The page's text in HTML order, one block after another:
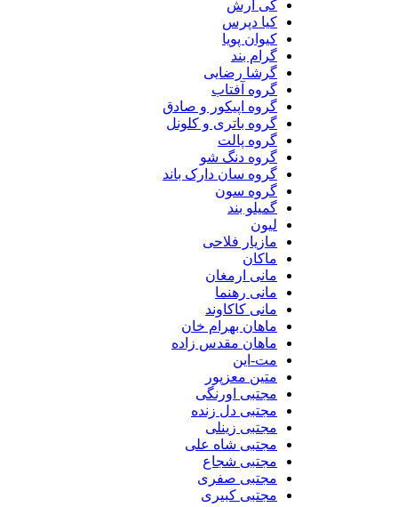
کی آرش
کیا دپرس
کیوان پویا
گرام بند
گرشا رضایی
گروه آفتاب
گروه اپیکور و صادق
گروه باتری و کلونل
گروه پالت
گروه دنگ شو
گروه سان دارک باند
گروه سون
گمیلو بند
لیون
مازیار فلاحی
ماکان
مانی ارمغان
مانی رهنما
مانی کاکاوند
ماهان بهرام خان
ماهان مقدس زاده
مت-این
متین معزپور
مجتبی اورنگی
مجتبی دل زنده
مجتبی زینلی
مجتبی شاه علی
مجتبی شجاع
مجتبی صفری
مجتبی کبیری